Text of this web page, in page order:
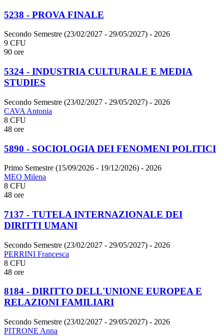
5238 - PROVA FINALE
Secondo Semestre (23/02/2027 - 29/05/2027) - 2026
9 CFU
90 ore
5324 - INDUSTRIA CULTURALE E MEDIA
STUDIES
Secondo Semestre (23/02/2027 - 29/05/2027) - 2026
CAVA Antonia
8 CFU
48 ore
5890 - SOCIOLOGIA DEI FENOMENI POLITICI
Primo Semestre (15/09/2026 - 19/12/2026) - 2026
MEO Milena
8 CFU
48 ore
7137 - TUTELA INTERNAZIONALE DEI
DIRITTI UMANI
Secondo Semestre (23/02/2027 - 29/05/2027) - 2026
PERRINI Francesca
8 CFU
48 ore
8184 - DIRITTO DELL'UNIONE EUROPEA E
RELAZIONI FAMILIARI
Secondo Semestre (23/02/2027 - 29/05/2027) - 2026
PITRONE Anna